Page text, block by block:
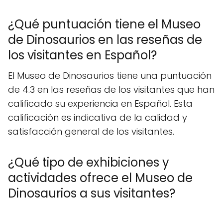
¿Qué puntuación tiene el Museo
de Dinosaurios en las reseñas de
los visitantes en Español?
El Museo de Dinosaurios tiene una puntuación
de 4.3 en las reseñas de los visitantes que han
calificado su experiencia en Español. Esta
calificación es indicativa de la calidad y
satisfacción general de los visitantes.
¿Qué tipo de exhibiciones y
actividades ofrece el Museo de
Dinosaurios a sus visitantes?